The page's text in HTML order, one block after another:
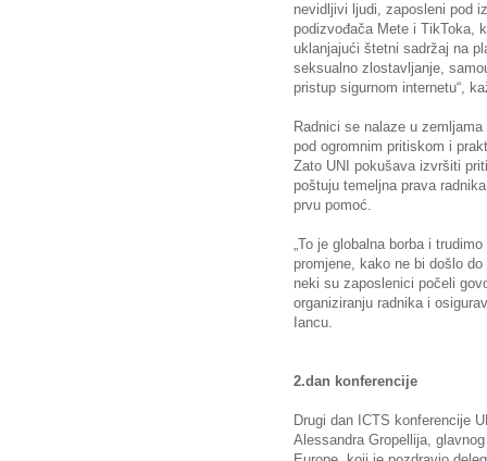
nevidljivi ljudi, zaposleni pod
podizvođača Mete i TikToka,
uklanjajući štetni sadržaj na
seksualno zlostavljanje,
pristup sigurnom internetu“,
Radnici se nalaze u
pod ogromnim pritiskom i
Zato UNI pokušava izvršiti
poštuju temeljna prava
prvu pomoć.
„To je globalna borba i
promjene, kako ne bi došlo
neki su zaposlenici počeli
organiziranju radnika i
Iancu.
2.dan konferencije
Drugi dan ICTS konferencije
Alessandra Gropellija,